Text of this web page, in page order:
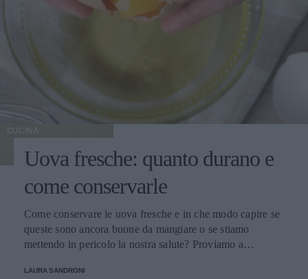
CUCINA
Uova fresche: quanto durano e
come conservarle
Come conservare le uova fresche e in che modo capire se
queste sono ancora buone da mangiare o se stiamo
mettendo in pericolo la nostra salute? Proviamo a
LAURA SANDRONI